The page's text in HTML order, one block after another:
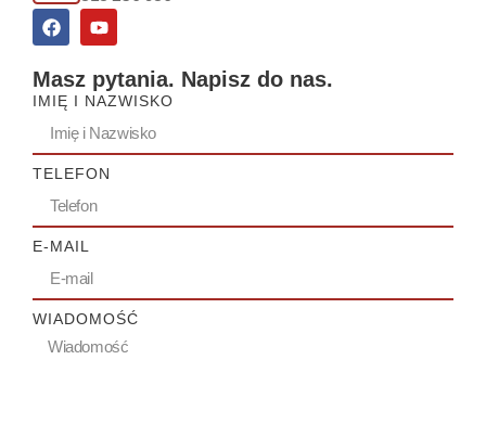
Masz pytania. Napisz do nas.
IMIĘ I NAZWISKO
TELEFON
E-MAIL
WIADOMOŚĆ